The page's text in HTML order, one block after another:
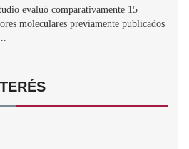
evaluó comparativamente 15
moleculares previamente publicados